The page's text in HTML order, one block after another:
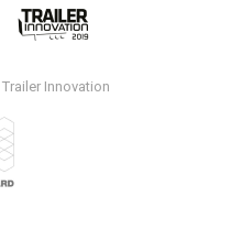
Trailer Innovation